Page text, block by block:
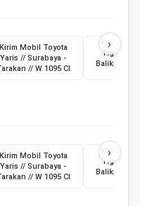
Kirim Mobil Toyota
Yaris // Surabaya -
// W 1095 CI
Kirim Mobil
Tiggo // Jakarta
Balikpapan // D
›
Kirim Mobil Toyota
Yaris // Surabaya -
// W 1095 CI
Kirim Mobil
Tiggo // Jakarta
Balikpapan // D
›